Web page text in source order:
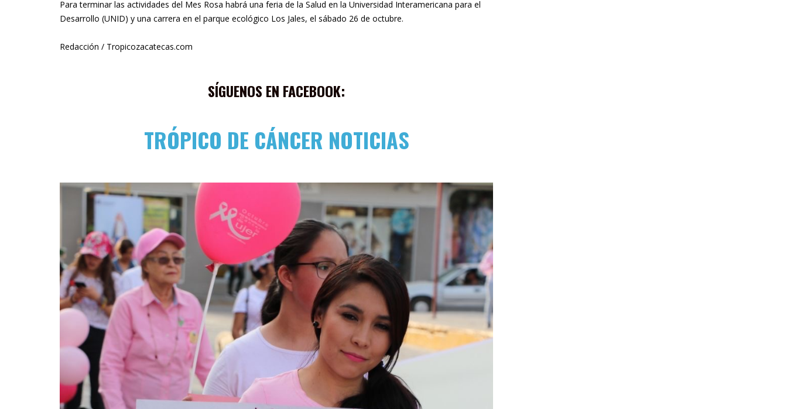
Para terminar las actividades del Mes Rosa habrá una feria de la Salud en la Universidad Interamericana para el
Desarrollo (UNID) y una carrera en el parque ecológico Los Jales, el sábado 26 de octubre.
Redacción / Tropicozacatecas.com
SÍGUENOS EN FACEBOOK:
TRÓPICO DE CÁNCER NOTICIAS